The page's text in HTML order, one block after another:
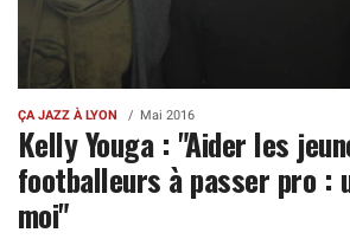
ÇA JAZZ À LYON Mai 2016
Kelly Youga : "Aider les
footballeurs à passer pro :
moi"